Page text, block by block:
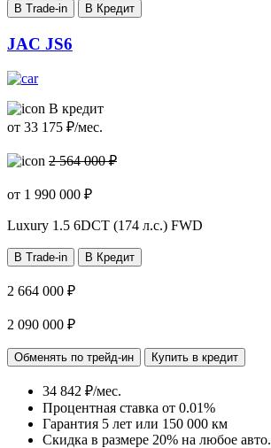
В Trade-in В Кредит
JAC JS6
В кредит
от 33 175 ₽/мес.
2 564 000 ₽
от 1 990 000 ₽
Luxury 1.5 6DCT (174 л.с.) FWD
В Trade-in В Кредит
2 664 000 ₽
2 090 000 ₽
Обменять по трейд-ин Купить в кредит
34 842 ₽/мес.
Процентная ставка от 0.01%
Гарантия 5 лет или 150 000 км
Скидка в размере 20% на любое авто.